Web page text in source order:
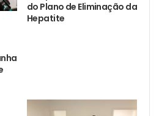
do Plano de Eliminação da
Hepatite